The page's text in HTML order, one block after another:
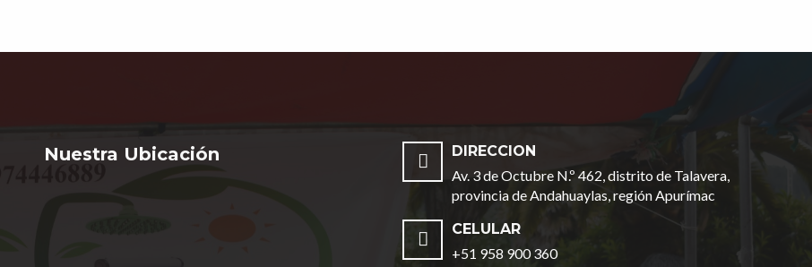
Nuestra Ubicación
DIRECCION
Av. 3 de Octubre N.º 462, distrito de Talavera,
provincia de Andahuaylas, región Apurímac
CELULAR
+51 958 900 360